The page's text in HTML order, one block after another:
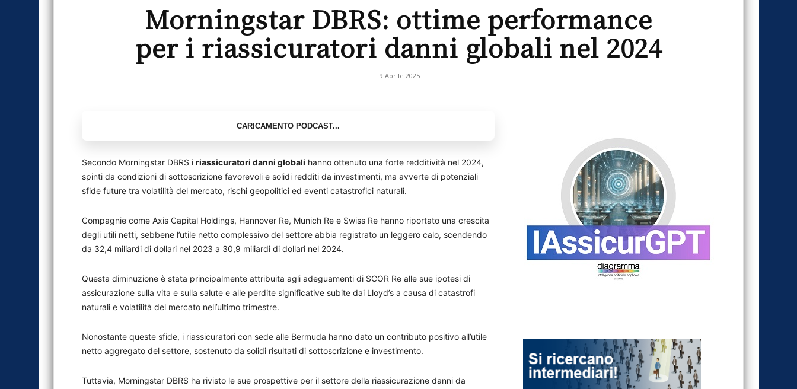
Morningstar DBRS: ottime performance
per i riassicuratori danni globali nel 2024
9 Aprile 2025
Secondo Morningstar DBRS i riassicuratori danni globali hanno ottenuto una forte redditività nel 2024,
spinti da condizioni di sottoscrizione favorevoli e solidi redditi da investimenti, ma avverte di potenziali
sfide future tra volatilità del mercato, rischi geopolitici ed eventi catastrofici naturali.
Compagnie come Axis Capital Holdings, Hannover Re, Munich Re e Swiss Re hanno riportato una crescita
degli utili netti, sebbene l’utile netto complessivo del settore abbia registrato un leggero calo, scendendo
da 32,4 miliardi di dollari nel 2023 a 30,9 miliardi di dollari nel 2024.
Questa diminuzione è stata principalmente attribuita agli adeguamenti di SCOR Re alle sue ipotesi di
assicurazione sulla vita e sulla salute e alle perdite significative subite dai Lloyd’s a causa di catastrofi
naturali e volatilità del mercato nell’ultimo trimestre.
Nonostante queste sfide, i riassicuratori con sede alle Bermuda hanno dato un contributo positivo all’utile
netto aggregato del settore, sostenuto da solidi risultati di sottoscrizione e investimento.
Tuttavia, Morningstar DBRS ha rivisto le sue prospettive per il settore della riassicurazione danni da